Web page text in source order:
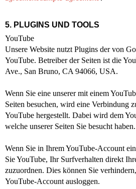
5. PLUGINS UND TOOLS
YouTube
Unsere Website nutzt Plugins der von
YouTube. Betreiber der Seiten ist die
Ave., San Bruno, CA 94066, USA.
Wenn Sie eine unserer mit einem
Seiten besuchen, wird eine Verbindung
YouTube hergestellt. Dabei wird dem
welche unserer Seiten Sie besucht haben.
Wenn Sie in Ihrem YouTube-Account
Sie YouTube, Ihr Surfverhalten direkt
zuzuordnen. Dies können Sie
YouTube-Account ausloggen.